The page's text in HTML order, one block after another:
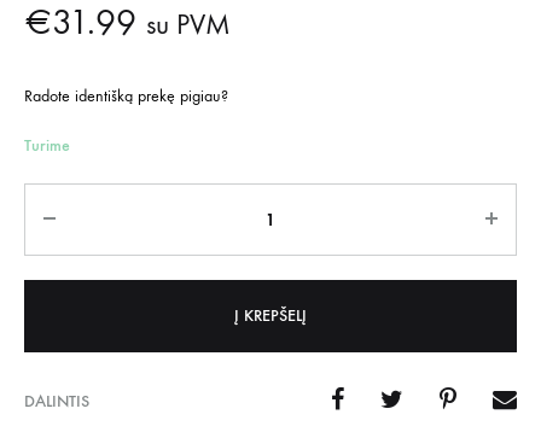
€31.99 su PVM
Radote identišką prekę pigiau?
Turime
Į KREPŠELĮ
DALINTIS